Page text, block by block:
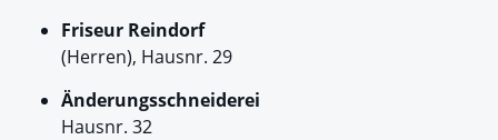
Friseur Reindorf
(Herren), Hausnr. 29
Änderungsschneiderei
Hausnr. 32